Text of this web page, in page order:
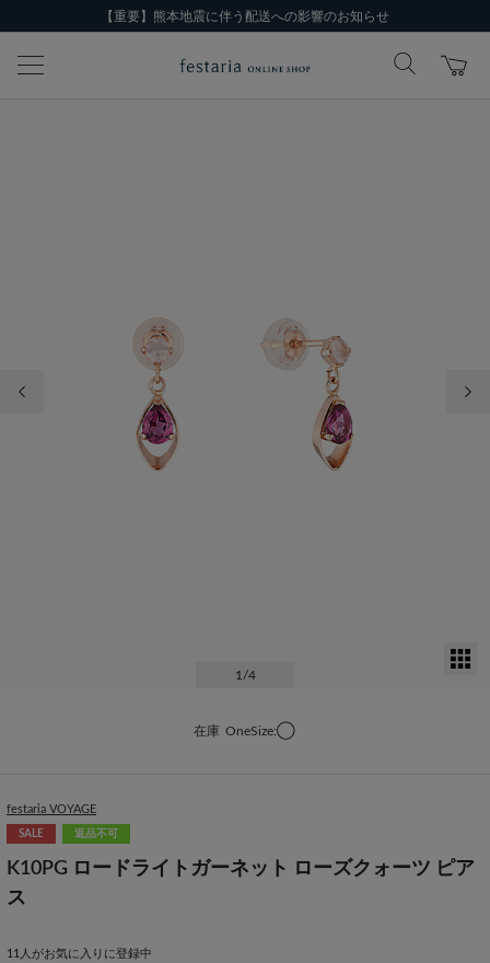
【重要】熊本地震に伴う配送への影響のお知らせ
1 /4
在庫 OneSize:◯
festaria VOYAGE
SALE 返品不可
K10PG ロードライトガーネット ローズクォーツ ピア
ス
11 人がお気に入りに登録中